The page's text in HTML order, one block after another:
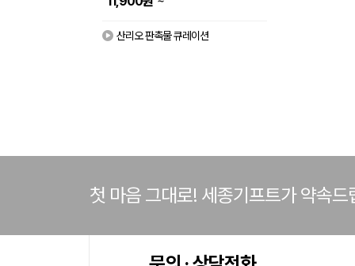
산리오 판촉물 큐레이션
첫 마음 그대로! 세종기프트가 약속드